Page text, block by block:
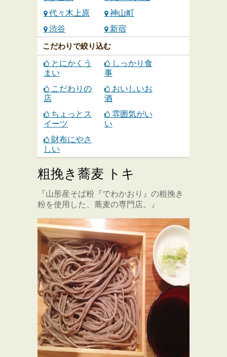
代々木上原
神山町
渋谷
新宿
こだわりで絞り込む
とにかくう
まい
しっかり食
事
こだわりの
店
おいしいお
酒
ちょっとス
イーツ
雰囲気がい
い
財布にやさ
しい
粗挽き蕎麦 トキ
『山形産そば粉『でわかおり』の粗挽き
粉を使用した、蕎麦の専門店。』